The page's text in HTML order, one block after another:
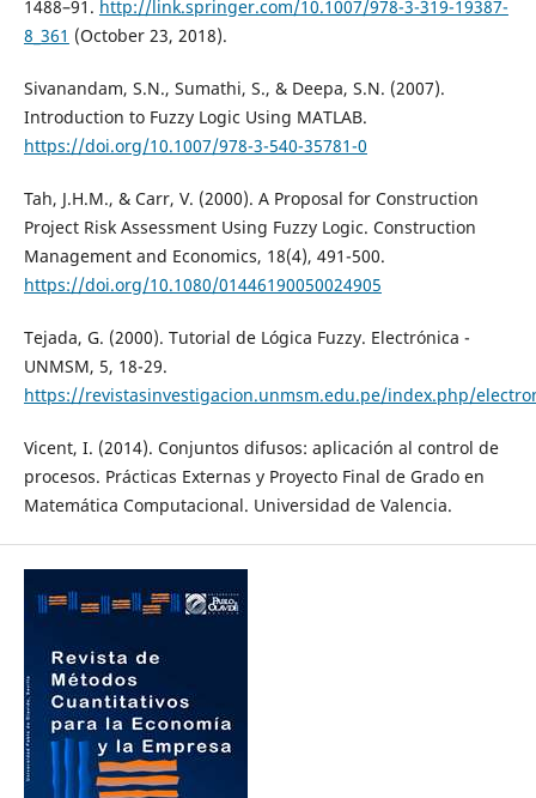
1488–91. http://link.springer.com/10.1007/978-3-319-19387-
8_361 (October 23, 2018).
Sivanandam, S.N., Sumathi, S., & Deepa, S.N. (2007).
Introduction to Fuzzy Logic Using MATLAB.
https://doi.org/10.1007/978-3-540-35781-0
Tah, J.H.M., & Carr, V. (2000). A Proposal for Construction
Project Risk Assessment Using Fuzzy Logic. Construction
Management and Economics, 18(4), 491-500.
https://doi.org/10.1080/01446190050024905
Tejada, G. (2000). Tutorial de Lógica Fuzzy. Electrónica -
UNMSM, 5, 18-29.
https://revistasinvestigacion.unmsm.edu.pe/index.php/
Vicent, I. (2014). Conjuntos difusos: aplicación al control de
procesos. Prácticas Externas y Proyecto Final de Grado en
Matemática Computacional. Universidad de Valencia.